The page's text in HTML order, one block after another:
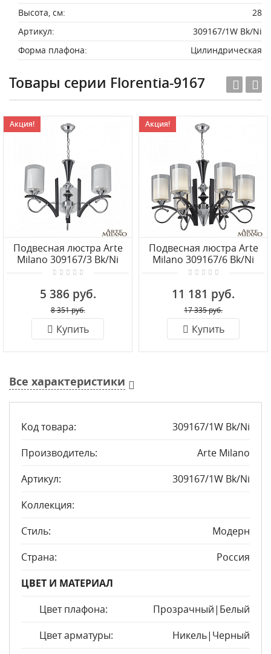
Высота, см:
28
Артикул:
309167/1W Bk/Ni
Форма плафона:
Цилиндрическая
Товары серии Florentia-9167
Акция!
Подвесная люстра Arte
Milano 309167/3 Bk/Ni
5 386 руб.
8 351 руб.
Купить
Акция!
Подвесная люстра Arte
Milano 309167/6 Bk/Ni
11 181 руб.
17 335 руб.
Купить
Все характеристики
Код товара:
309167/1W Bk/Ni
Производитель:
Arte Milano
Артикул:
309167/1W Bk/Ni
Коллекция:
Стиль:
Модерн
Страна:
Россия
ЦВЕТ И МАТЕРИАЛ
Цвет плафона:
Прозрачный|Белый
Цвет арматуры:
Никель|Черный